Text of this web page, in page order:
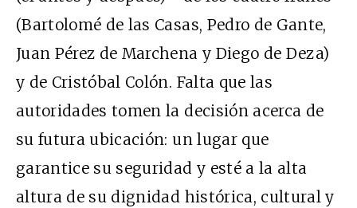
(Bartolomé de las Casas, Pedro de Gante,
Juan Pérez de Marchena y Diego de Deza)
y de Cristóbal Colón. Falta que las
autoridades tomen la decisión acerca de
su futura ubicación: un lugar que
garantice su seguridad y esté a la alta
altura de su dignidad histórica, cultural y